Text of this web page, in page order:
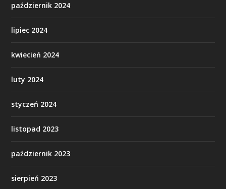
październik 2024
lipiec 2024
kwiecień 2024
luty 2024
styczeń 2024
listopad 2023
październik 2023
sierpień 2023